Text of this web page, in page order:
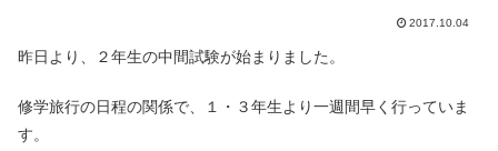
2017.10.04
昨日より、２年生の中間試験が始まりました。
修学旅行の日程の関係で、１・３年生より一週間早く行っていま
す。